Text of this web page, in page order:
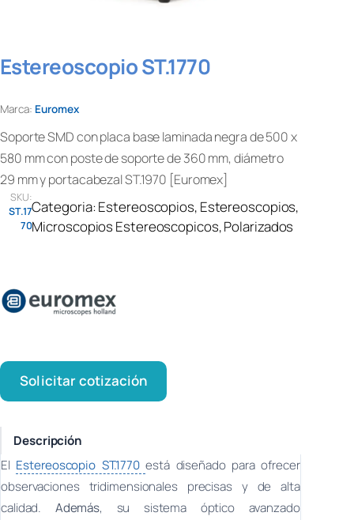
Estereoscopio ST.1770
Marca: Euromex
Soporte SMD con placa base laminada negra de 500 x
580 mm con poste de soporte de 360 ​​mm, diámetro
29 mm y portacabezal ST.1970 [Euromex]
SKU:
ST.17
70
Categoria:Estereoscopios, Estereoscopios
Microscopios Estereoscopicos, Polarizados
Solicitar cotización
Descripción
El Estereoscopio ST.1770 está diseñado para ofrecer
observaciones tridimensionales precisas y de alta
calidad. Además, su sistema óptico avanzado